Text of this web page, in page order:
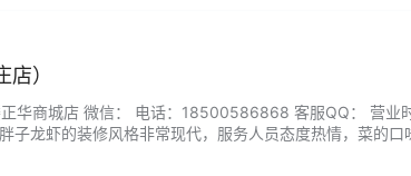
）
华商城店 微信： 电话：18500586868 客服QQ： 营业时
龙虾的装修风格非常现代，服务人员态度热情，菜的口